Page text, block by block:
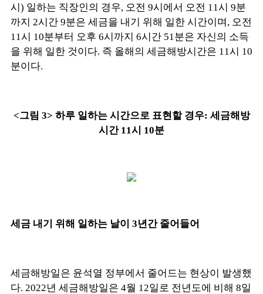
시) 일하는 직장인의 경우, 오전 9시에서 오전 11시 9분
까지 2시간 9분은 세금을 내기 위해 일한 시간이며, 오전
11시 10분부터 오후 6시까지 6시간 51분은 자신의 소득
을 위해 일한 것이다. 즉 올해의 세금해방시간은 11시 10
분이다.
<그림 3> 하루 일하는 시간으로 표현할 경우: 세금해방
시간 11시 10분
세금 내기 위해 일하는 날이 3년간 줄어들어
세금해방일은 윤석열 정부에서 줄어드는 현상이 발생했
다. 2022년 세금해방일은 4월 12일로 전년도에 비해 8일